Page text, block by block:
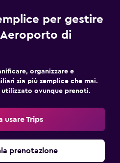
per gestire
di
organizzare e
sia più semplice che mai.
utilizzato ovunque prenoti.
usare Trips
prenotazione